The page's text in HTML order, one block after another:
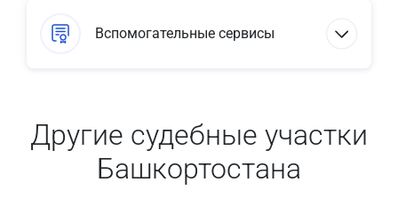
Вспомогательные сервисы
Другие судебные участки
Башкортостана